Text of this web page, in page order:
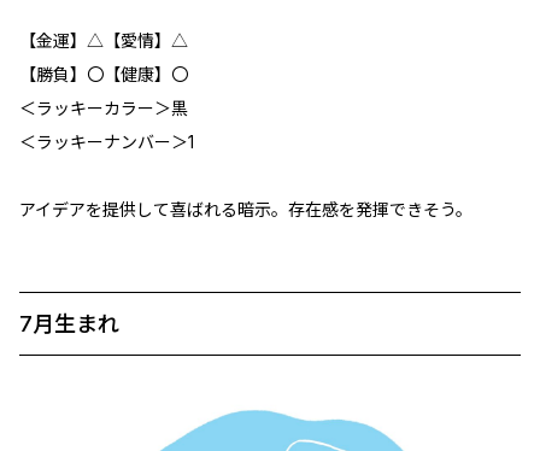
【金運】△【愛情】△
【勝負】〇【健康】〇
＜ラッキーカラー＞黒
＜ラッキーナンバー＞1
アイデアを提供して喜ばれる暗示。存在感を発揮できそう。
7月生まれ